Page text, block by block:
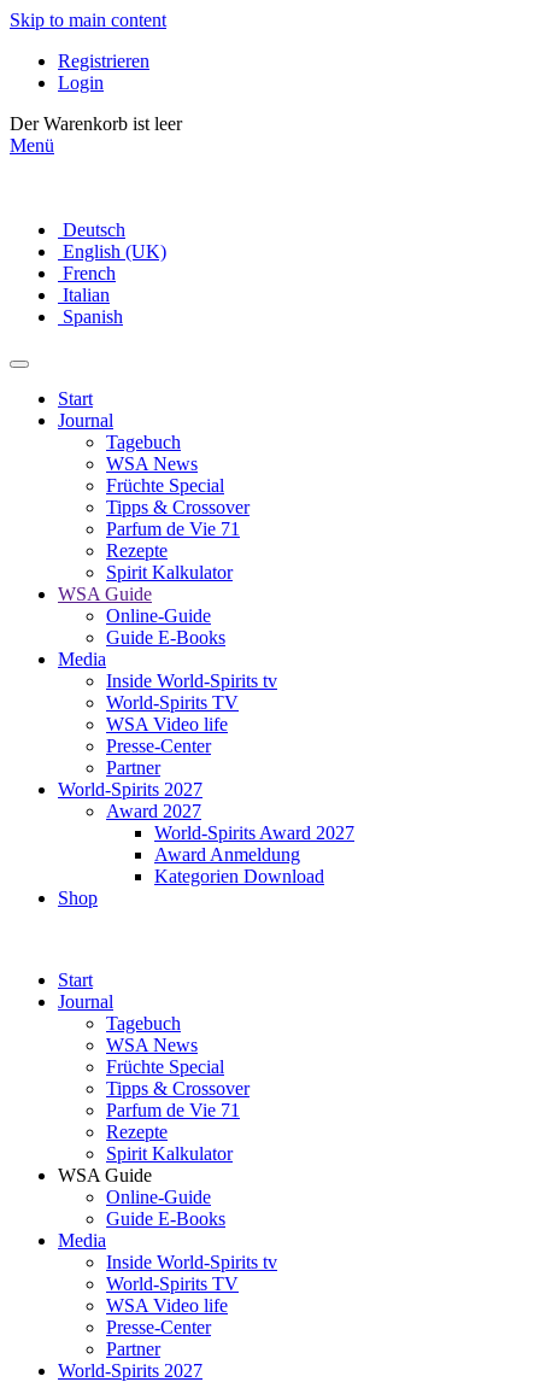
Skip to main content
Registrieren
Login
Der Warenkorb ist leer
Menü
Deutsch
English (UK)
French
Italian
Spanish
Start
Journal
Tagebuch
WSA News
Früchte Special
Tipps & Crossover
Parfum de Vie 71
Rezepte
Spirit Kalkulator
WSA Guide
Online-Guide
Guide E-Books
Media
Inside World-Spirits tv
World-Spirits TV
WSA Video life
Presse-Center
Partner
World-Spirits 2027
Award 2027
World-Spirits Award 2027
Award Anmeldung
Kategorien Download
Shop
Start
Journal
Tagebuch
WSA News
Früchte Special
Tipps & Crossover
Parfum de Vie 71
Rezepte
Spirit Kalkulator
WSA Guide
Online-Guide
Guide E-Books
Media
Inside World-Spirits tv
World-Spirits TV
WSA Video life
Presse-Center
Partner
World-Spirits 2027